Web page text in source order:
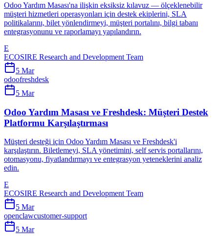
Odoo Yardım Masası'na ilişkin eksiksiz kılavuz — ölçeklenebilir
müşteri hizmetleri operasyonları için destek ekiplerini, SLA
politikalarını, bilet yönlendirmeyi, müşteri portalını, bilgi tabanı
entegrasyonunu ve raporlamayı yapılandırın.
E
ECOSIRE Research and Development Team
5 Mar
odoofreshdesk
5 Mar
Odoo Yardım Masası ve Freshdesk: Müşteri Destek
Platformu Karşılaştırması
Müşteri desteği için Odoo Yardım Masası ve Freshdesk'i
karşılaştırın. Biletlemeyi, SLA yönetimini, self servis portallarını,
otomasyonu, fiyatlandırmayı ve entegrasyon yeteneklerini analiz
edin.
E
ECOSIRE Research and Development Team
5 Mar
openclawcustomer-support
5 Mar